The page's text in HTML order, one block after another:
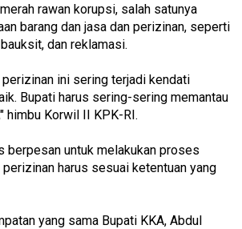
rawan korupsi, salah satunya
barang dan jasa dan perizinan, seperti
dan reklamasi.
ini sering terjadi kendati
Bupati harus sering-sering memantau
himbu Korwil II KPK-RI.
berpesan untuk melakukan proses
harus sesuai ketentuan yang
yang sama Bupati KKA, Abdul